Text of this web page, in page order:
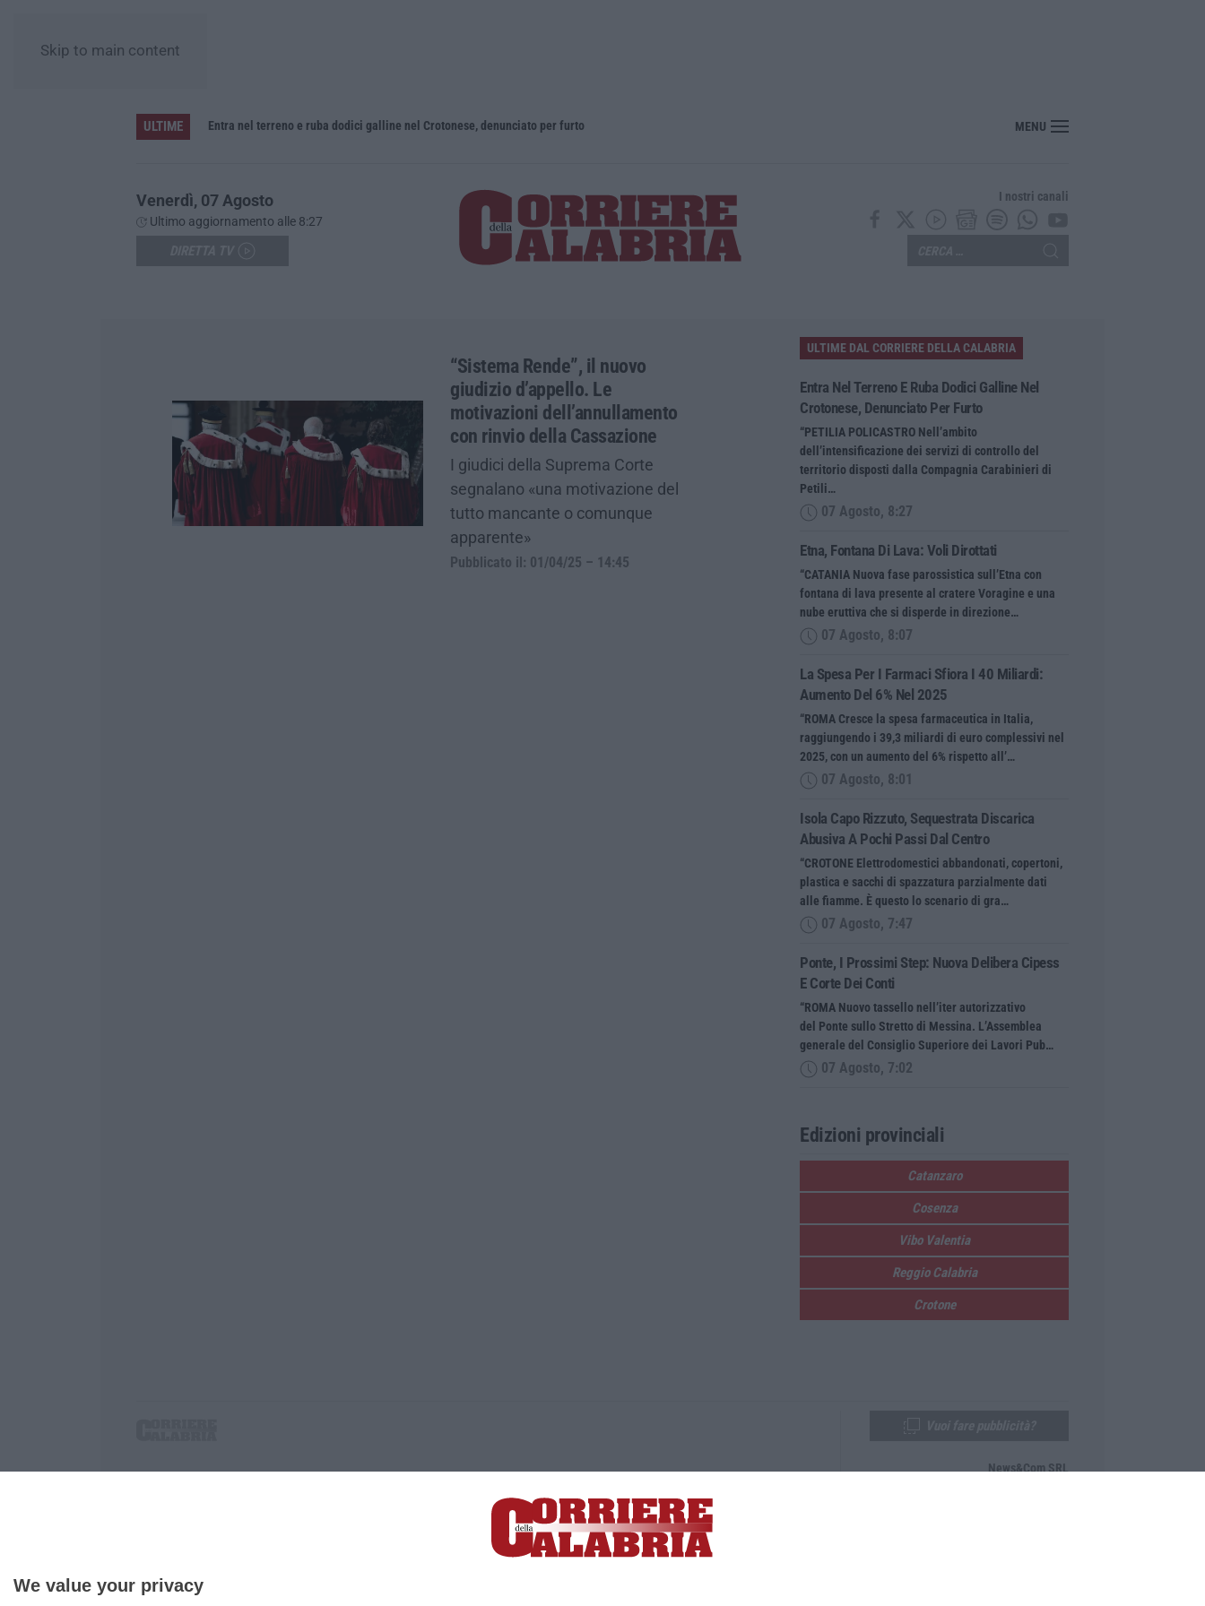
We value your privacy
Skip to main content
ULTIME Entra nel terreno e ruba dodici galline nel Crotonese, denunciato per furto MENU
Venerdì, 07 Agosto
Ultimo aggiornamento alle 8:27
I nostri canali
“Sistema Rende”, il nuovo
giudizio d’appello. Le
motivazioni dell’annullamento
con rinvio della Cassazione
I giudici della Suprema Corte
segnalano «una motivazione del
tutto mancante o comunque
apparente»
Pubblicato il: 01/04/25 – 14:45
ULTIME DAL CORRIERE DELLA CALABRIA
Entra Nel Terreno E Ruba Dodici Galline Nel
Crotonese, Denunciato Per Furto
“PETILIA POLICASTRO Nell’ambito
dell’intensificazione dei servizi di controllo del
territorio disposti dalla Compagnia Carabinieri di
Petili…
07 Agosto, 8:27
Etna, Fontana Di Lava: Voli Dirottati
“CATANIA Nuova fase parossistica sull’Etna con
fontana di lava presente al cratere Voragine e una
nube eruttiva che si disperde in direzione…
07 Agosto, 8:07
La Spesa Per I Farmaci Sfiora I 40 Miliardi:
Aumento Del 6% Nel 2025
“ROMA Cresce la spesa farmaceutica in Italia,
raggiungendo i 39,3 miliardi di euro complessivi nel
2025, con un aumento del 6% rispetto all’…
07 Agosto, 8:01
Isola Capo Rizzuto, Sequestrata Discarica
Abusiva A Pochi Passi Dal Centro
“CROTONE Elettrodomestici abbandonati, copertoni,
plastica e sacchi di spazzatura parzialmente dati
alle fiamme. È questo lo scenario di gra…
07 Agosto, 7:47
Ponte, I Prossimi Step: Nuova Delibera Cipess
E Corte Dei Conti
“ROMA Nuovo tassello nell’iter autorizzativo
del Ponte sullo Stretto di Messina. L’Assemblea
generale del Consiglio Superiore dei Lavori Pub…
07 Agosto, 7:02
Edizioni provinciali
Catanzaro
Cosenza
Vibo Valentia
Reggio Calabria
Crotone
P.IVA. 03199620794, Via del mare 6/G, S.Eufemia, Lamezia Terme (CZ)
Iscrizione tribunale di Lamezia Terme 5/2011 - Direttore responsabile Paola Militano |Privacy
News&Com SRL